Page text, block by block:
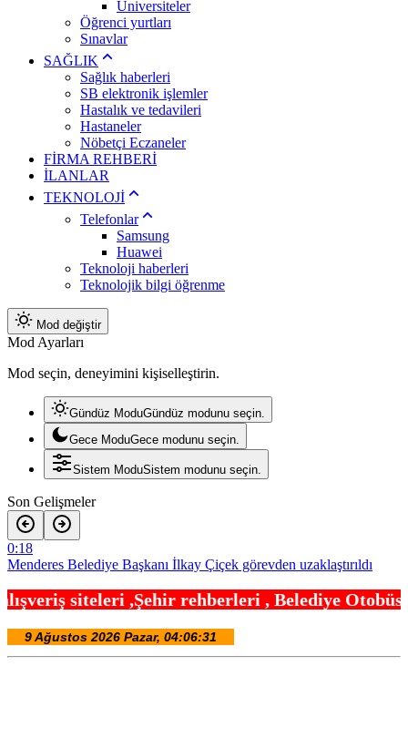
Üniversiteler
Öğrenci yurtları
Sınavlar
SAĞLIK
Sağlık haberleri
SB elektronik işlemler
Hastalık ve tedavileri
Hastaneler
Nöbetçi Eczaneler
FİRMA REHBERİ
İLANLAR
TEKNOLOJİ
Telefonlar
Samsung
Huawei
Teknoloji haberleri
Teknolojik bilgi öğrenme
Mod değiştir
Mod Ayarları
Mod seçin, deneyimini kişiselleştirin.
Gündüz ModuGündüz modunu seçin.
Gece ModuGece modunu seçin.
Sistem ModuSistem modunu seçin.
Son Gelişmeler
0:18
Menderes Belediye Başkanı İlkay Çiçek görevden uzaklaştırıldı
Anadolu Otoyolu’nda kamyonet çekiciye çarptı!
19:24
Ganita Akşamları’nda büyük coşku
19:12
Kırsal yollara neşter
,Şehir rehberleri , Belediye